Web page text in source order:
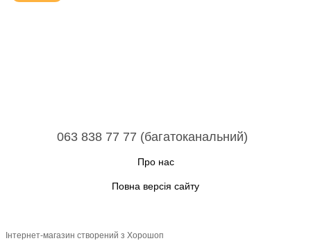
063 838 77 77 (багатоканальний)
Про нас
Повна версія сайту
Інтернет-магазин створений з Хорошоп